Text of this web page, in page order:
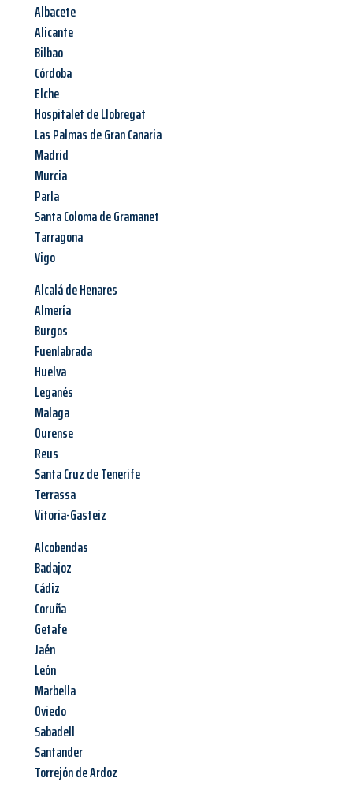
Albacete
Alicante
Bilbao
Córdoba
Elche
Hospitalet de Llobregat
Las Palmas de Gran Canaria
Madrid
Murcia
Parla
Santa Coloma de Gramanet
Tarragona
Vigo
Alcalá de Henares
Almería
Burgos
Fuenlabrada
Huelva
Leganés
Malaga
Ourense
Reus
Santa Cruz de Tenerife
Terrassa
Vitoria-Gasteiz
Alcobendas
Badajoz
Cádiz
Coruña
Getafe
Jaén
León
Marbella
Oviedo
Sabadell
Santander
Torrejón de Ardoz